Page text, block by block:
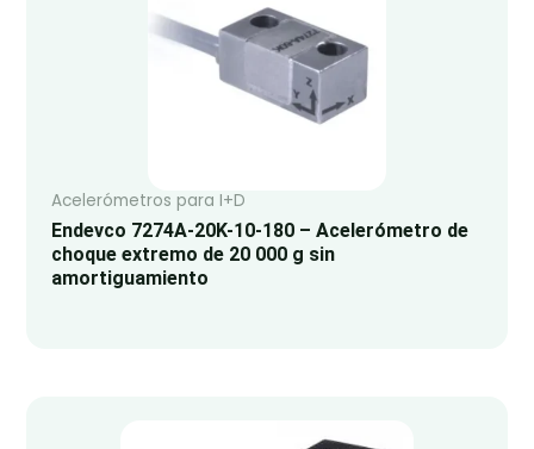
Acelerómetros para I+D
Endevco 7274A-20K-10-180 – Acelerómetro de
choque extremo de 20 000 g sin
amortiguamiento